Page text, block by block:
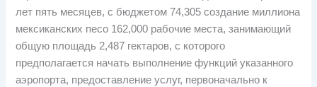
лет пять месяцев, с бюджетом 74,305 создание миллиона
мексиканских песо 162,000 рабочие места, занимающий
общую площадь 2,487 гектаров, с которого
предполагается начать выполнение функций указанного
аэропорта, предоставление услуг, первоначально к